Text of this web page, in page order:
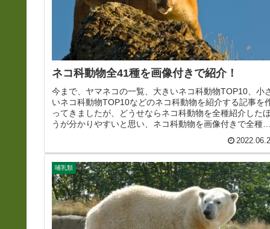
ネコ科動物全41種を画像付きで紹介！
今まで、ヤマネコの一覧、大きいネコ科動物TOP10、小
いネコ科動物TOP10などのネコ科動物を紹介する記事を
ってきましたが、どうせならネコ科動物を全種紹介した
うが分かりやすいと思い、ネコ科動物を画像付きで全種
哺乳類